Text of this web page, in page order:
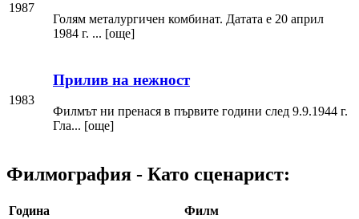
1987
Голям металургичен комбинат. Датата е 20 април
1984 г. ... [още]
1983
Прилив на нежност
Филмът ни пренася в първите години след 9.9.1944 г.
Гла... [още]
Филмография - Като сценарист:
Година Филм